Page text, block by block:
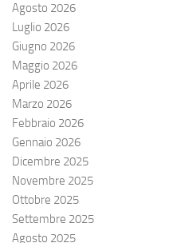
Agosto 2026
Luglio 2026
Giugno 2026
Maggio 2026
Aprile 2026
Marzo 2026
Febbraio 2026
Gennaio 2026
Dicembre 2025
Novembre 2025
Ottobre 2025
Settembre 2025
Agosto 2025